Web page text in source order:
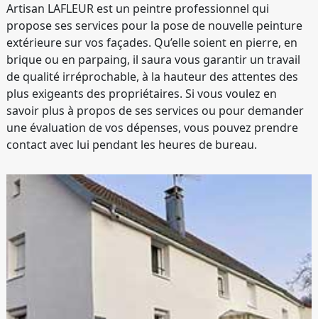
Artisan LAFLEUR est un peintre professionnel qui
propose ses services pour la pose de nouvelle peinture
extérieure sur vos façades. Qu’elle soient en pierre, en
brique ou en parpaing, il saura vous garantir un travail
de qualité irréprochable, à la hauteur des attentes des
plus exigeants des propriétaires. Si vous voulez en
savoir plus à propos de ses services ou pour demander
une évaluation de vos dépenses, vous pouvez prendre
contact avec lui pendant les heures de bureau.